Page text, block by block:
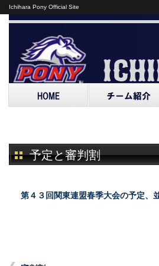
Ichihara Pony Official Site
予定と審判割
第４３回関東連盟春季大会の予定、